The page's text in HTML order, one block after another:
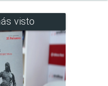
visto